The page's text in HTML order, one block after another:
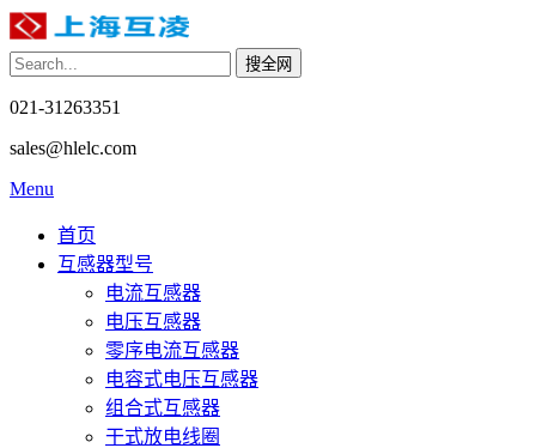
021-31263351
sales@hlelc.com
Menu
首页
互感器型号
电流互感器
电压互感器
零序电流互感器
电容式电压互感器
组合式互感器
干式放电线圈